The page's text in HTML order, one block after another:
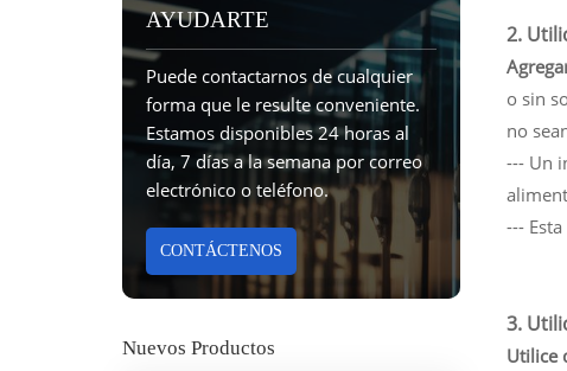
AYUDARTE
Puede contactarnos de cualquier
forma que le resulte conveniente.
Estamos disponibles 24 horas al
día, 7 días a la semana por correo
electrónico o teléfono.
CONTÁCTENOS
Nuevos Productos
2.
o sin
no
--- Un
---
3.
Utilice